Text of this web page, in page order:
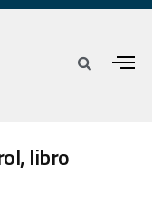
libro